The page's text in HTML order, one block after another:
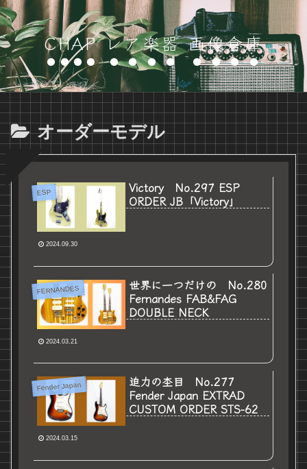
CHAP レア楽器 画像倉庫
オーダーモデル
ESP
Victory No.297 ESP
ORDER JB「Victory」
2024.09.30
FERNANDES
世界に一つだけの No.280
Fernandes FAB&FAG
DOUBLE NECK
2024.03.21
Fender Japan
迫力の杢目 No.277
Fender Japan EXTRAD
CUSTOM ORDER STS-62
2024.03.15